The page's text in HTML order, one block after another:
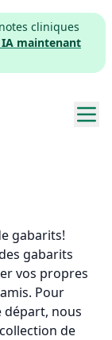
cliniques
IA maintenant
gabarits!
gabarits
vos propres
Pour
départ, nous
de